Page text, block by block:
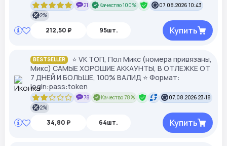
21 Качество 100%
07.08.2026 10:43
2%
212,50 ₽ 95шт. Купить
BESTSELLER
⭐ VK ТОП, Пол Микс (номера привязаны,
Микс) САМЫЕ ХОРОШИЕ АККАУНТЫ, В ОТЛЕЖКЕ ОТ
7 ДНЕЙ И БОЛЬШЕ, 100% ВАЛИД ⭐ Формат:
login:pass:token
78 Качество 78%
07.08.2026 23:18
2%
34,80 ₽ 64шт. Купить